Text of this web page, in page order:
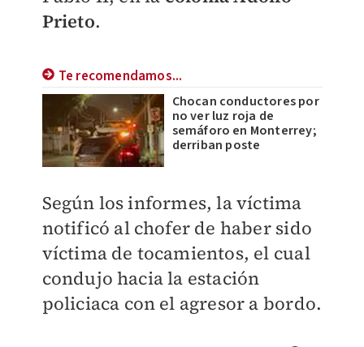
Prieto.
Te recomendamos...
Chocan conductores por
no ver luz roja de
semáforo en Monterrey;
derriban poste
Según los informes, la víctima
notificó al chofer de haber sido
víctima de tocamientos, el cual
condujo hacia la estación
policiaca con el agresor a bordo.